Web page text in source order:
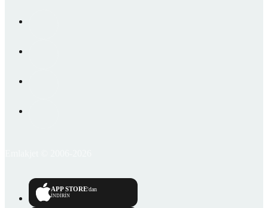
APP STORE'dan
İNDİRİN